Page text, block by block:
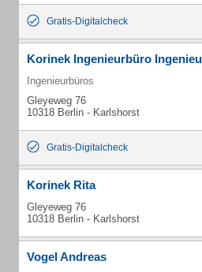
Gratis-Digitalcheck
Korinek Ingenieurbüro
Ingenieurbüros
Gleyeweg 76
10318 Berlin - Karlshorst
Gratis-Digitalcheck
Korinek Rita
Gleyeweg 76
10318 Berlin - Karlshorst
Vogel Andreas